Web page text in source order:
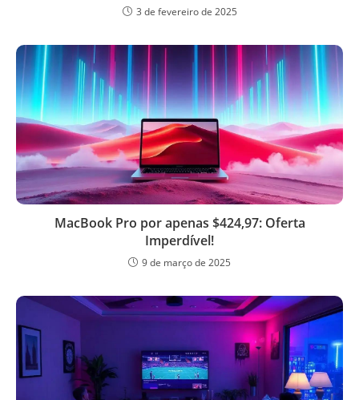
3 de fevereiro de 2025
MacBook Pro por apenas $424,97: Oferta
Imperdível!
9 de março de 2025